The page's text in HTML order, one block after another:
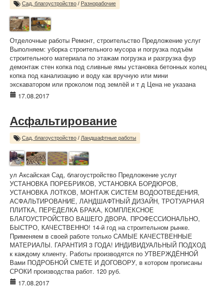
Сад, благоустройство / Разнорабочие
Отделочные работы Ремонт, строительство Предложение услуг
Выполняем: уборка строительного мусора и погрузка подъём
строительного материала по этажам погрузка и разгрузка фур
демонтаж стен копка под сливные ямы установка бетонных колец
копка под канализацию и воду как вручную или мини
экскаватором или проколом под землёй и т д Цена не указана
17.08.2017
Асфальтирование
Сад, благоустройство / Ландшафтные работы
ул Аксайская Сад, благоустройство Предложение услуг
УСТАНОВКА ПОРЕБРИКОВ, УСТАНОВКА БОРДЮРОВ,
УСТАНОВКА ЛОТКОВ, МОНТАЖ СИСТЕМ ВОДООТВЕДЕНИЯ,
АСФАЛЬТИРОВАНИЕ, ЛАНДШАФТНЫЙ ДИЗАЙН, ТРОТУАРНАЯ
ПЛИТКА, ПЕРЕДЕЛКА БРАКА, КОМПЛЕКСНОЕ
БЛАГОУСТРОЙСТВО ВАШЕГО ДВОРА. ПРОФЕССИОНАЛЬНО,
БЫСТРО, КАЧЕСТВЕННО! 14-й год на строительном рынке.
Применяем в своей работе только САМЫЕ КАЧЕСТВЕННЫЕ
МАТЕРИАЛЫ. ГАРАНТИЯ 3 ГОДА! ИНДИВИДУАЛЬНЫЙ ПОДХОД
к каждому клиенту. Работы производятся по УТВЕРЖДЁННОЙ
Вами ПОДРОБНОЙ СМЕТЕ И ДОГОВОРУ, в котором прописаны
СРОКИ производства работ. 120 руб.
17.08.2017